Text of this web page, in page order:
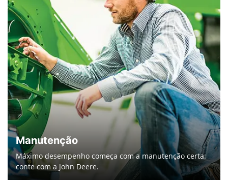
Manutenção
Máximo desempenho começa com a manutenção certa:
conte com a John Deere.